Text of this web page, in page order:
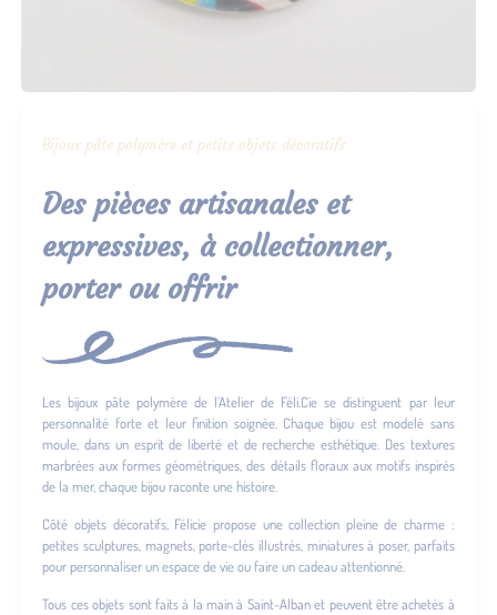
Bijoux pâte polymère et petits objets décoratifs
Des pièces artisanales et
expressives, à collectionner,
porter ou offrir
Les bijoux pâte polymère de l’Atelier de Féli.Cie se distinguent par leur
personnalité forte et leur finition soignée. Chaque bijou est modelé sans
moule, dans un esprit de liberté et de recherche esthétique. Des textures
marbrées aux formes géométriques, des détails floraux aux motifs inspirés
de la mer, chaque bijou raconte une histoire.
Côté objets décoratifs, Félicie propose une collection pleine de charme :
petites sculptures, magnets, porte-clés illustrés, miniatures à poser, parfaits
pour personnaliser un espace de vie ou faire un cadeau attentionné.
Tous ces objets sont faits à la main à Saint-Alban et peuvent être achetés à